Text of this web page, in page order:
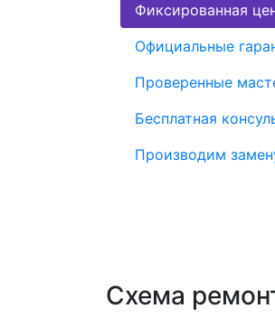
Фиксированная
Официальные
Проверенные
Бесплатная
Производим
Схема